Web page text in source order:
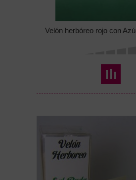
Velón herbóreo rojo con